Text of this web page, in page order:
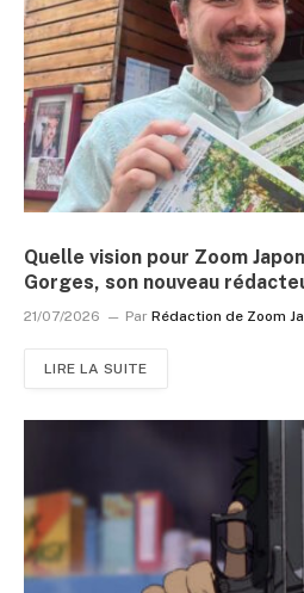
Quelle vision pour Zoom
Gorges, son nouveau
21/07/2026 Par Rédaction de Zoom
LIRE LA SUITE